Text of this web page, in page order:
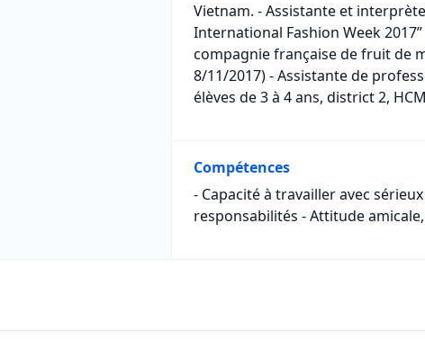
Vietnam. - Assistante et
International Fashion Week
compagnie française de fruit de
8/11/2017) - Assistante de
élèves de 3 à 4 ans, district 2,
Compétences
- Capacité à travailler avec
responsabilités - Attitude